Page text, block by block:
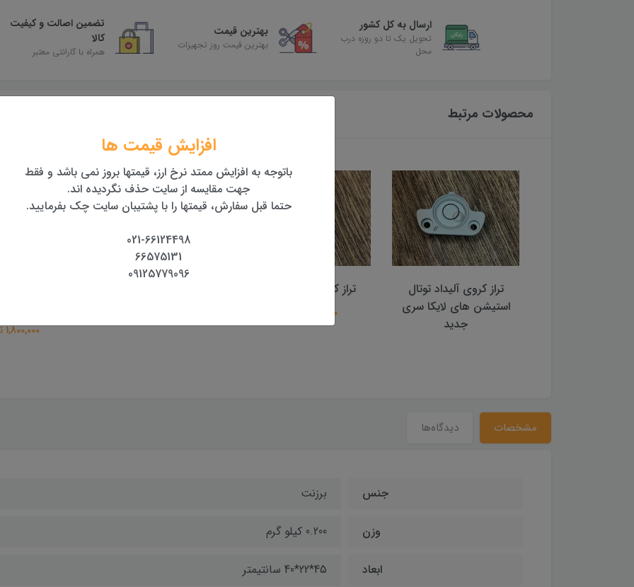
ارسال به کل کشور
تحویل یک تا دو روزه درب
محل
بهترین قیمت
بهترین قیمت روز تجهیزات
تضمین اصالت و کیفیت
کالا
همراه با گارانتی معتبر
محصولات مرتبط
تراز کروی آلیداد توتال
استیشن های لایکا سری
جدید
تراز کروی ترازیاب لایکا
1,500,000 تومان
1,800,000 تومان
مشخصات دیدگاه‌ها
جنس برزنت
وزن 0.200 کیلو گرم
ابعاد 45*22*40 سانتیمتر
افزایش قیمت ها
باتوجه به افزایش ممتد نرخ ارز، قیمتها بروز نمی باشد و فقط
جهت مقایسه از سایت حذف نگردیده اند.
حتما قبل سفارش، قیمتها را با پشتیبان سایت چک بفرمایید.
021-66124498
66575131
09125779096